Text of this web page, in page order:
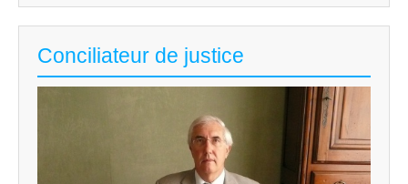
Conciliateur de justice